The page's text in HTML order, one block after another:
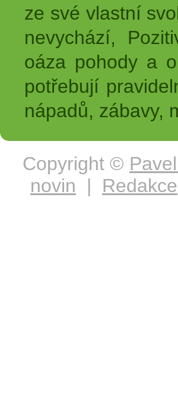
ze své vlastní
nevychází,
oáza pohody a
potřebují
nápadů, zábavy,
Copyright ©
novin | Redakce